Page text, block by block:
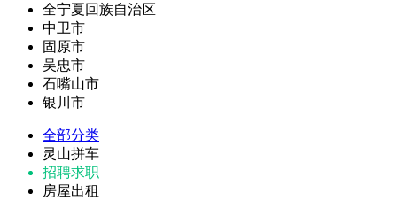
全宁夏回族自治区
中卫市
固原市
吴忠市
石嘴山市
银川市
全部分类
灵山拼车
招聘求职
房屋出租